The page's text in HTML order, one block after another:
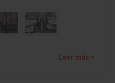
Leer más »